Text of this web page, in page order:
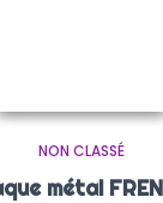
NON CLASSÉ
métal